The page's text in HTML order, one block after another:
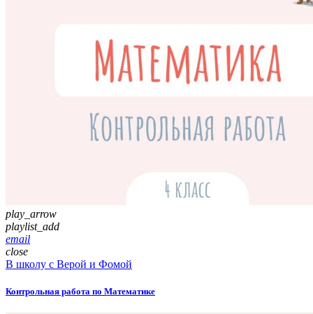
play_arrow
playlist_add
email
close
В школу с Верой и Фомой
Контрольная работа по Математике